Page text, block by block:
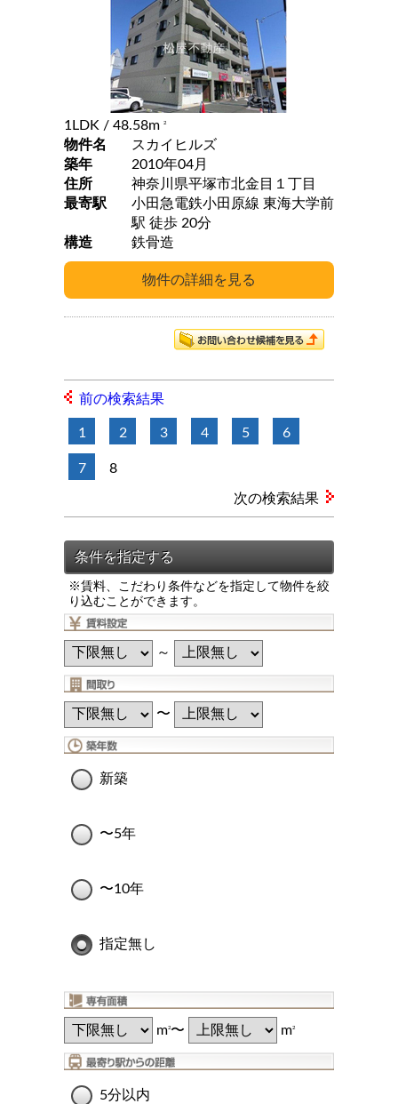
1LDK / 48.58m 2
物件名
スカイヒルズ
築年
2010年04月
住所
神奈川県平塚市北金目１丁目
最寄駅
小田急電鉄小田原線 東海大学前
駅 徒歩 20分
構造
鉄骨造
前の検索結果
1 2 3 4 5 6
7 8
※賃料、こだわり条件などを指定して物件を絞
り込むことができます。
～
〜
新築
〜5年
〜10年
指定無し
m2〜 m2
5分以内